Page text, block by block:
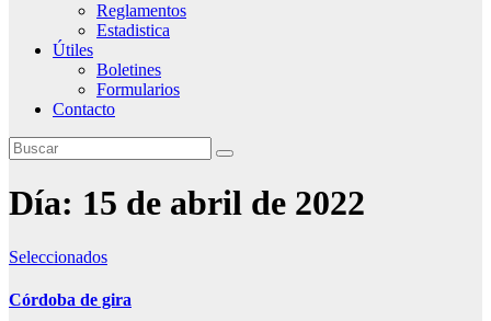
Reglamentos
Estadistica
Útiles
Boletines
Formularios
Contacto
Día: 15 de abril de 2022
Seleccionados
Córdoba de gira